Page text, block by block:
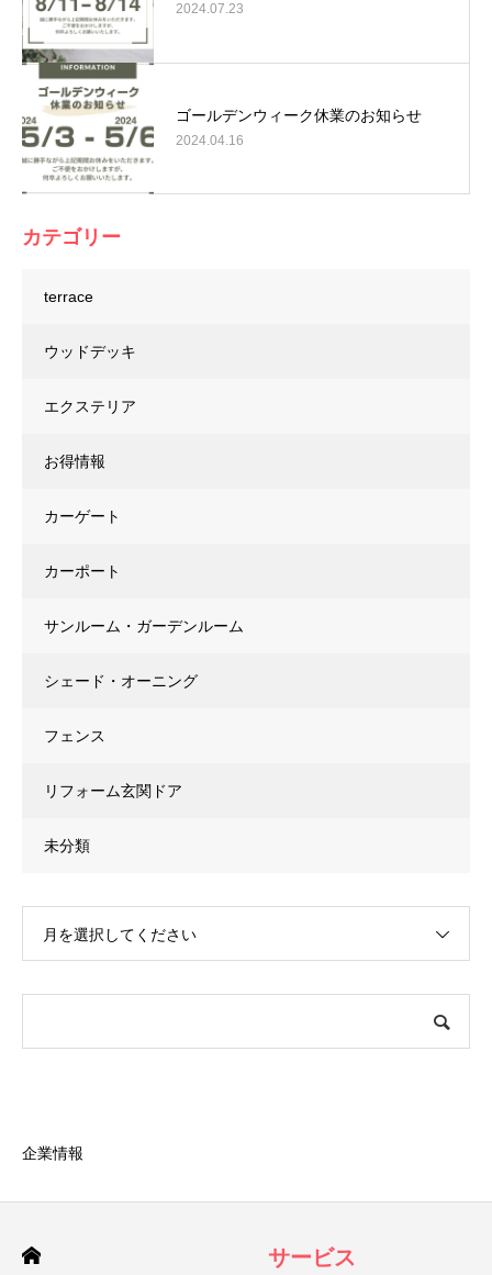
2024.07.23
ゴールデンウィーク休業のお知らせ
2024.04.16
カテゴリー
terrace
ウッドデッキ
エクステリア
お得情報
カーゲート
カーポート
サンルーム・ガーデンルーム
シェード・オーニング
フェンス
リフォーム玄関ドア
未分類
月を選択してください
企業情報
サービス